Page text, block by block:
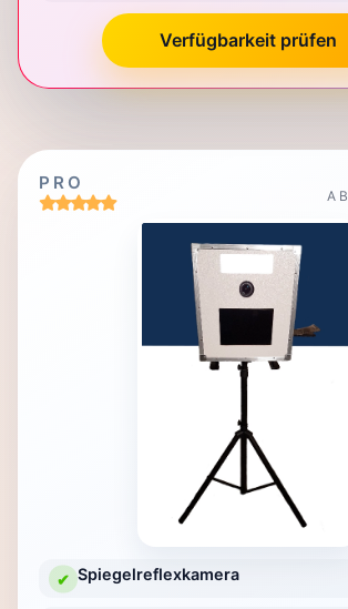
Verfügbarkeit prüfen
PRO
AB
✔ Spiegelreflexkamera